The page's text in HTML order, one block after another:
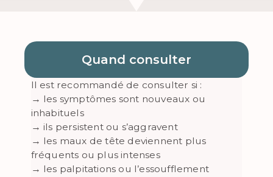
Quand consulter
Il est recommandé de consulter si :
→ les symptômes sont nouveaux ou
inhabituels
→ ils persistent ou s’aggravent
→ les maux de tête deviennent plus
fréquents ou plus intenses
→ les palpitations ou l’essoufflement